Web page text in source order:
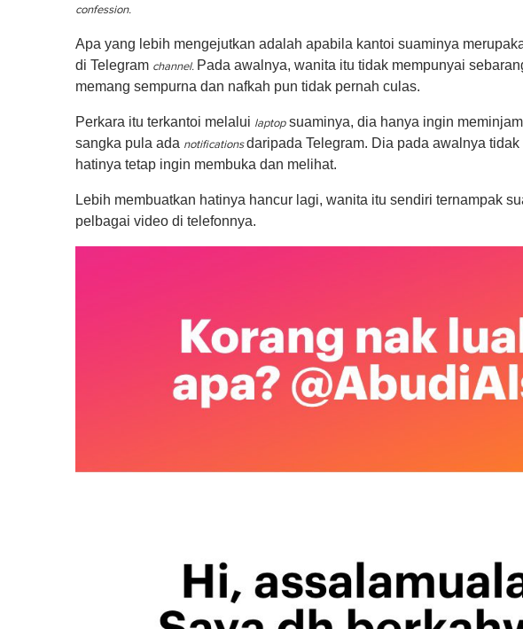
confession.
Apa yang lebih mengejutkan adalah apabila kantoi suaminya
di Telegram channel. Pada awalnya, wanita itu tidak mempunyai
memang sempurna dan nafkah pun tidak pernah culas.
Perkara itu terkantoi melalui laptopsuaminya, dia hanya ingin meminjam
sangka pula ada notificationsdaripada Telegram. Dia pada awalnya
hatinya tetap ingin membuka dan melihat.
Lebih membuatkan hatinya hancur lagi, wanita itu sendiri ternampak
pelbagai video di telefonnya.